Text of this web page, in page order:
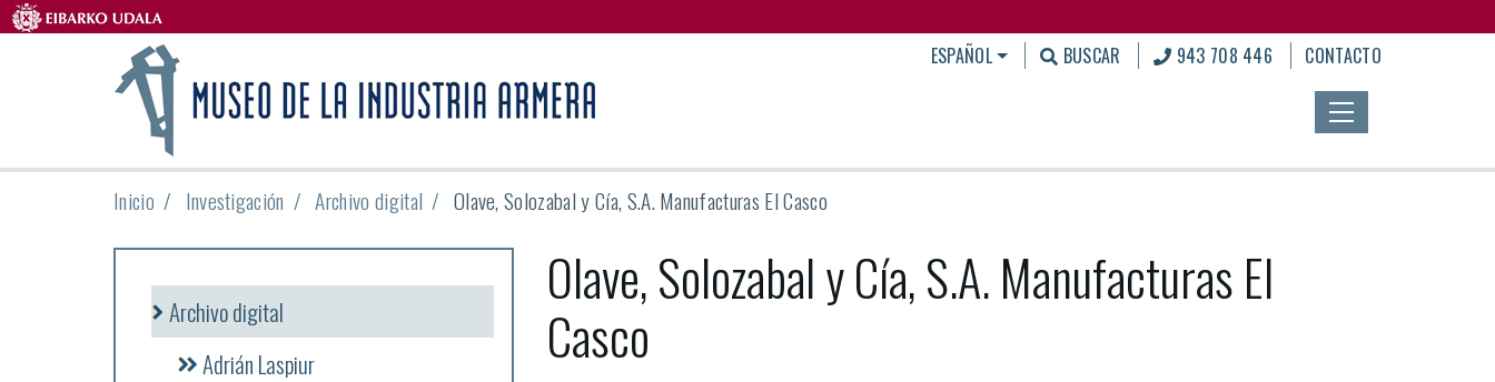
ESPAÑOL BUSCAR 943 708 446 CONTACTO
Inicio Investigación Archivo digital Olave, Solozabal y Cía, S.A. Manufacturas El Casco
Olave, Solozabal y Cía, S.A. Manufacturas El
Casco
Archivo digital
Adrián Laspiur